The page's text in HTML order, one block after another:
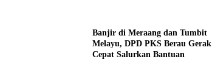
Banjir di Meraang dan Tumbit
Melayu, DPD PKS Berau Gerak
Cepat Salurkan Bantuan